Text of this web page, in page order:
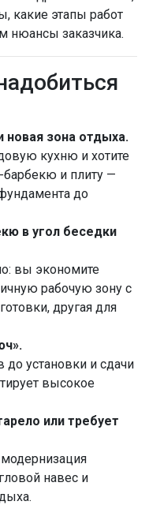
какие этапы работ
заказчика.
новая зона отдыха.
кухню и хотите
барбекю и плиту —
до
в угол беседки
вы экономите
рабочую зону с
другая для
до установки и сдачи
высокое
или требует
навес и